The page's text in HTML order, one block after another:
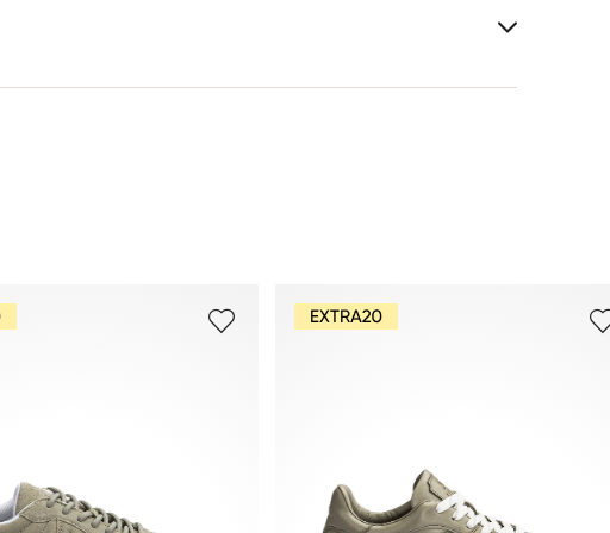
Tu trouveras plus d'informations sur le sujet dans la